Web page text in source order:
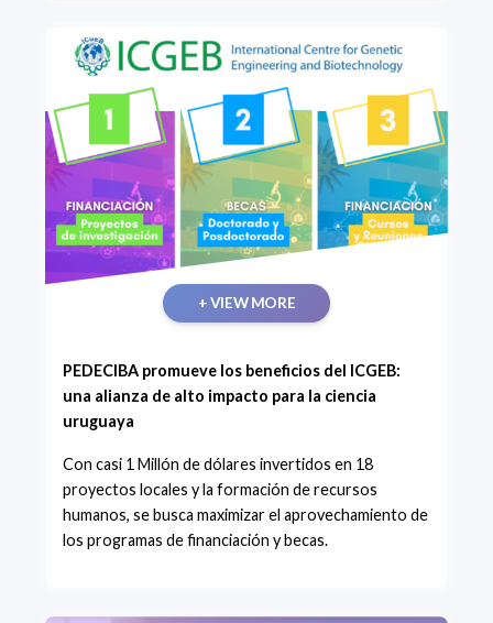
+ VIEW MORE
PEDECIBA promueve los beneficios del ICGEB:
una alianza de alto impacto para la ciencia
uruguaya
Con casi 1 Millón de dólares invertidos en 18
proyectos locales y la formación de recursos
humanos, se busca maximizar el aprovechamiento de
los programas de financiación y becas.